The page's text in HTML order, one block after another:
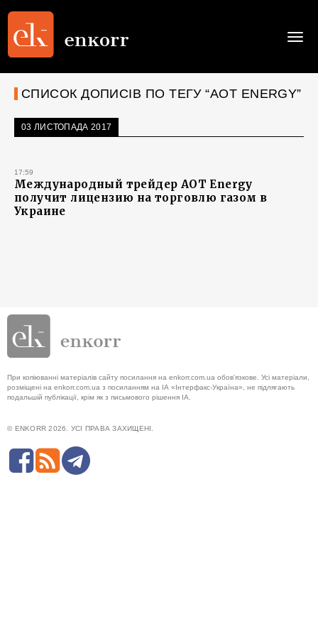
СПИСОК ДОПИСІВ ПО ТЕГУ “AOT ENERGY”
03 ЛИСТОПАДА 2017
17:59
Международный трейдер AOT Energy
получит лицензию на торговлю газом в
Украине
При копіюванні матеріалів сайту посилання на enkorr.com.ua обов'язкове. Усі матеріали,
розміщені на enkorr.com.ua з посиланням на ІА «Інтерфакс-Україна», не підлягають
подальшій публікації, крім як з письмового рішення ІА.
© ENKORR 2026. УСІ ПРАВА ЗАХИЩЕНІ.